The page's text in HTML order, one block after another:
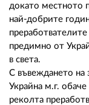
докато местното
най-добрите
предимно от
в света.
С въвеждането на
Украйна м.г.
реколта